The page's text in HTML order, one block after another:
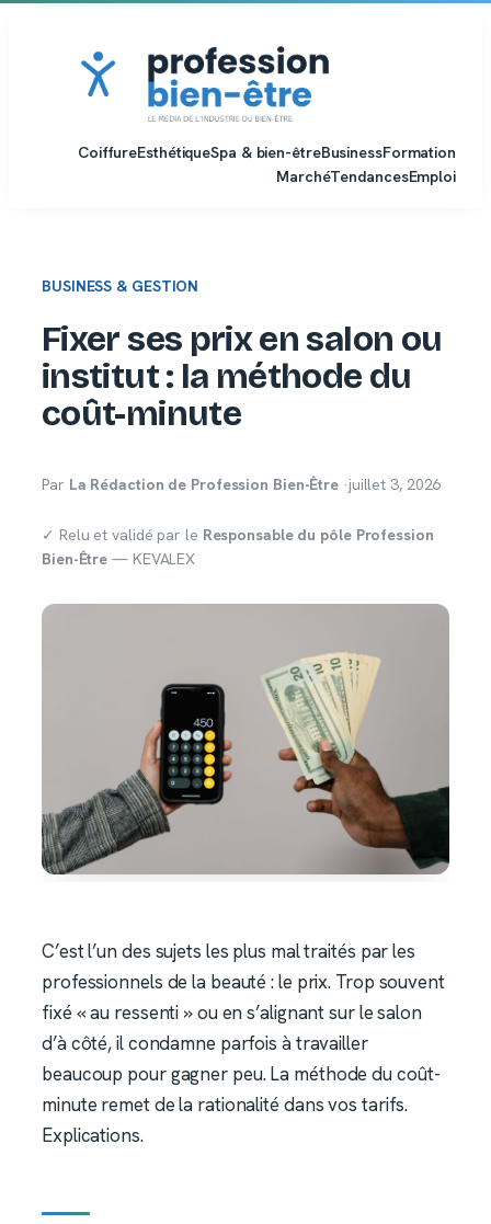
CoiffureEsthétiqueSpa & bien-êtreBusinessFormation
MarchéTendancesEmploi
BUSINESS & GESTION
Fixer ses prix en salon ou
institut : la méthode du
coût-minute
Par La Rédaction de Profession Bien-Être ·juillet 3, 2026
✓ Relu et validé par le Responsable du pôle Profession
Bien-Être — KEVALEX
C’est l’un des sujets les plus mal traités par les
professionnels de la beauté : le prix. Trop souvent
fixé « au ressenti » ou en s’alignant sur le salon
d’à côté, il condamne parfois à travailler
beaucoup pour gagner peu. La méthode du coût-
minute remet de la rationalité dans vos tarifs.
Explications.